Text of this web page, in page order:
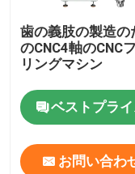
歯の義肢の製造の
のCNC4軸のCNC
リングマシン
ベストプラ
お問い合わ